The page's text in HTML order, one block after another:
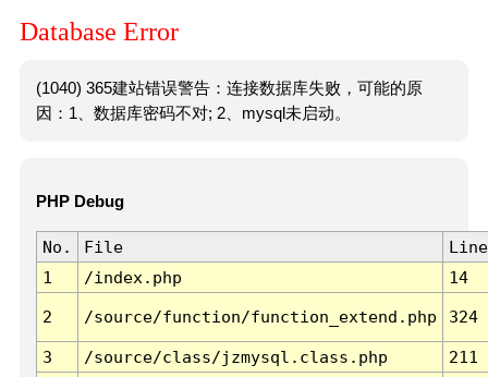
Database Error
(1040) 365建站错误警告：连接数据库失败，可能的原
因：1、数据库密码不对; 2、mysql未启动。
PHP Debug
No. File
Line
1
/index.php 14
2 /source/function/function_extend.php 324
3 /source/class/jzmysql.class.php
211